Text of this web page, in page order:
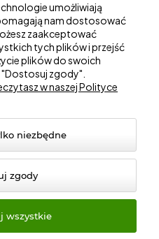
prawa zastrzeżone.
umożliwiają
nam dostosować
zaakceptować
tych plików i przejść
plików do swoich
zgody".
w naszej Polityce
niezbędne
zgody
wszystkie